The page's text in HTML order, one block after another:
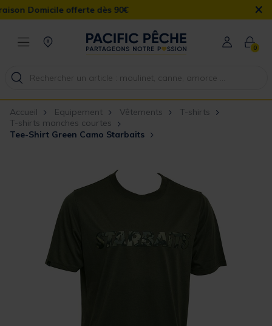
Domicile offerte dès 90€ ×
0
Accueil Equipement Vêtements
T-shirts
T-shirts manches courtes
Tee-Shirt Green Camo Starbaits